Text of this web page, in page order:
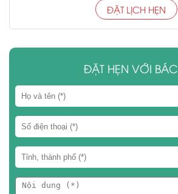
ĐẶT LỊCH HẸN
ĐẶT HẸN VỚI